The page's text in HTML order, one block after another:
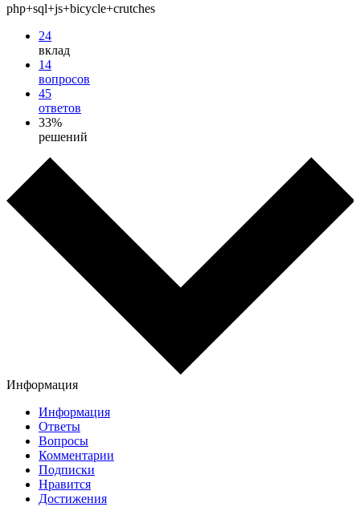
php+sql+js+bicycle+crutches
24
вклад
14
вопросов
45
ответов
33%
решений
Информация
Информация
Ответы
Вопросы
Комментарии
Подписки
Нравится
Достижения